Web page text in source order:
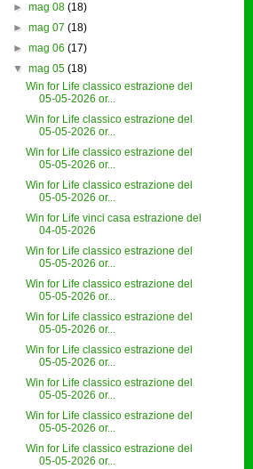
► mag 08 (18)
► mag 07 (18)
► mag 06 (17)
▼ mag 05 (18)
Win for Life classico estrazione del
05-05-2026 or...
Win for Life classico estrazione del
05-05-2026 or...
Win for Life classico estrazione del
05-05-2026 or...
Win for Life classico estrazione del
05-05-2026 or...
Win for Life vinci casa estrazione del
04-05-2026
Win for Life classico estrazione del
05-05-2026 or...
Win for Life classico estrazione del
05-05-2026 or...
Win for Life classico estrazione del
05-05-2026 or...
Win for Life classico estrazione del
05-05-2026 or...
Win for Life classico estrazione del
05-05-2026 or...
Win for Life classico estrazione del
05-05-2026 or...
Win for Life classico estrazione del
05-05-2026 or...